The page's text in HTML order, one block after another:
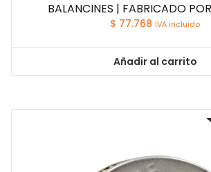
BALANCINES | FABRICADO
$ 77.768 IVA incluido
Añadir al carrito